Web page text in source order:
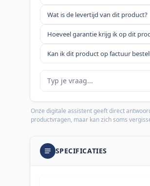
Wat is de levertijd van dit product?
Hoeveel garantie krijg ik op dit
Kan ik dit product op factuur
Je vraag
Onze digitale assistent geeft direct
productvragen, maar kan zich soms
SPECIFICATIES